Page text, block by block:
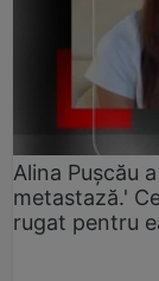
Alina Pușcău
metastază.'
rugat pentru